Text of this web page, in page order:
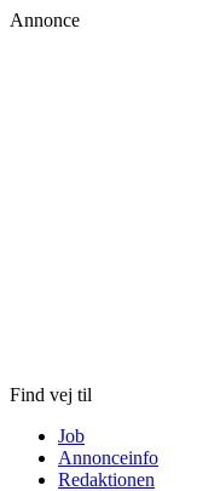
Annonce
Find vej til
Job
Annonceinfo
Redaktionen